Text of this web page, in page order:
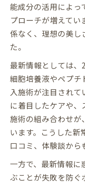
能成分の活用によっ
プローチが増えてい
係なく、理想の美し
た。
最新情報としては
細胞培養液やペプチ
入施術が注目され
に着目したケアや
施術の組み合わせが
います。こうした新
口コミ、体験談から
一方で、最新情報に
ぶことが失敗を防ぐ